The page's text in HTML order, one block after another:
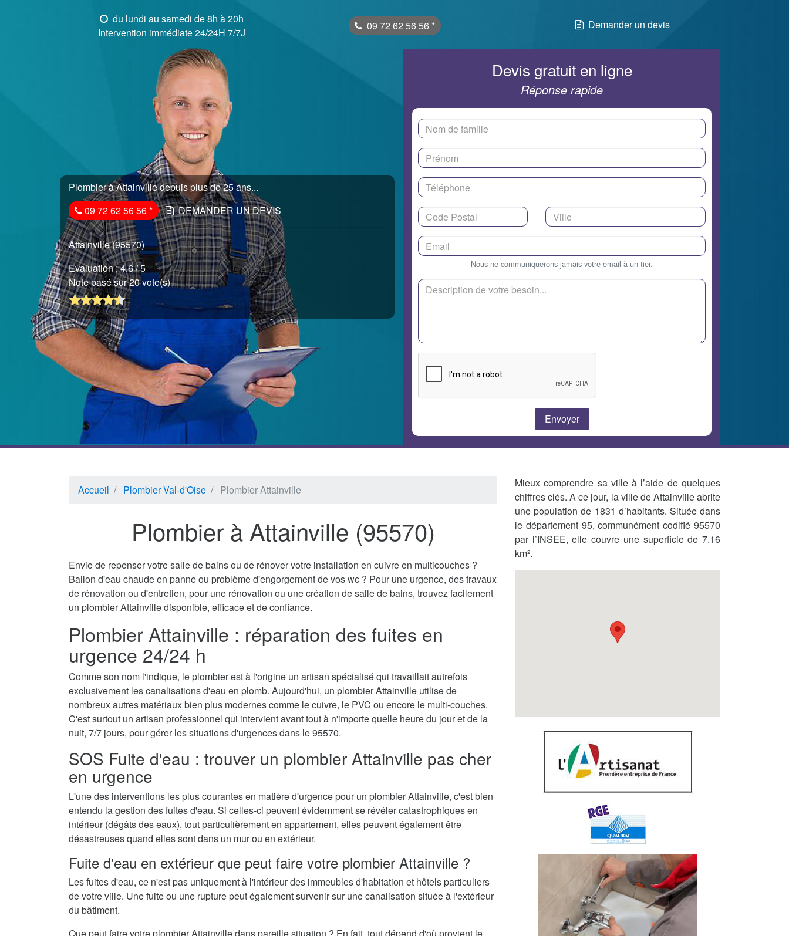
du lundi au samedi de 8h à 20h
Intervention immédiate 24/24H 7/7J
09 72 62 56 56 * Demander un devis
Plombier à Attainville depuis plus de 25 ans...
09 72 62 56 56* DEMANDER UN DEVIS
Attainville (95570)
Evaluation :4.6/ 5
Note basé sur 20 vote(s)
Devis gratuit en ligne
Réponse rapide
Nous ne communiquerons jamais votre email à un tier.
Accueil Plombier Val-d'Oise Plombier Attainville
Plombier à Attainville (95570)
Envie de repenser votre salle de bains ou de rénover votre installation en cuivre en multicouches ?
Ballon d'eau chaude en panne ou problème d'engorgement de vos wc ? Pour une urgence, des travaux
de rénovation ou d'entretien, pour une rénovation ou une création de salle de bains, trouvez facilement
un plombier Attainville disponible, efficace et de confiance.
Plombier Attainville : réparation des fuites en
urgence 24/24 h
Comme son nom l'indique, le plombier est à l'origine un artisan spécialisé qui travaillait autrefois
exclusivement les canalisations d'eau en plomb. Aujourd'hui, un plombier Attainville utilise de
nombreux autres matériaux bien plus modernes comme le cuivre, le PVC ou encore le multi-couches.
C'est surtout un artisan professionnel qui intervient avant tout à n'importe quelle heure du jour et de la
nuit, 7/7 jours, pour gérer les situations d'urgences dans le 95570.
SOS Fuite d'eau : trouver un plombier Attainville pas cher
en urgence
L'une des interventions les plus courantes en matière d'urgence pour un plombier Attainville, c'est bien
entendu la gestion des fuites d'eau. Si celles-ci peuvent évidemment se révéler catastrophiques en
intérieur (dégâts des eaux), tout particulièrement en appartement, elles peuvent également être
désastreuses quand elles sont dans un mur ou en extérieur.
Fuite d'eau en extérieur que peut faire votre plombier Attainville ?
Les fuites d'eau, ce n'est pas uniquement à l'intérieur des immeubles d'habitation et hôtels particuliers
de votre ville. Une fuite ou une rupture peut également survenir sur une canalisation située à l'extérieur
du bâtiment.
Mieux comprendre sa ville à l’aide de quelques
chiffres clés. A ce jour, la ville de Attainville abrite
une population de 1831 d’habitants. Située dans
le département 95, communément codifié 95570
par l’INSEE, elle couvre une superficie de 7.16
km².